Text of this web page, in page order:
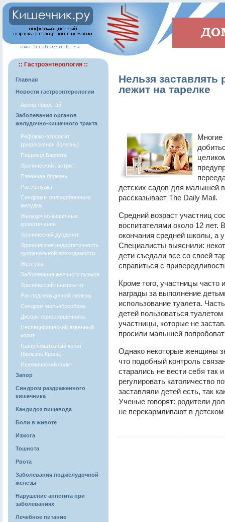
:: Гастроэнтерология ::
Главная
Новости гастроэнтерологии
Архив новостей
Заболевания органов
желудочно-кишечного тракта
Рефлюкс-эзофагит
(рефлюксная болезнь)
Пищевод Баррета
Хронический гастрит
Язвенная болезнь
Рак желудка
Синдромы оперированного
желудка
Желудочно-кишечные
кровотечения
Хронический дуоденит
Хроническая недостаточность
дуоденальной проходимости
Желтуха
Заболевания желчного пузыря
Хронический панкреатит
Рак поджелудочной железы
Синдром мальабсорбции
Дисбактериоз кишечника
Неспецифический язвенный
колит
Гранулематозный колит
(болезнь Крона)
Ишемический колит
Запор
Синдром раздраженного
кишечника
Кандидоз пищевода
Боли в животе
Изжога
Тошнота
Рвота
Заболевания поджелудочной
железы
Нарушение аппетита при
заболеваниях
Лечебное питание
Нельзя заставлять
лежит на тарелке
Многие
детских садов для малышей в
рассказывает The Daily Mail.
Средний возраст участниц
воспитателями около 12
окончания средней школы, а
Специалисты выяснили:
дети съедали все со своей
справиться с
Кроме того, участницы часто
награды за выполнение
использование туалета.
детей пользоваться
участницы, которые не
просили малышей
Однако некоторые женщины
что подобный контроль
старались не вести себя так
регулировать католичество
заставляли детей есть, так
Ученые говорят: родители
не перекармливают в детском